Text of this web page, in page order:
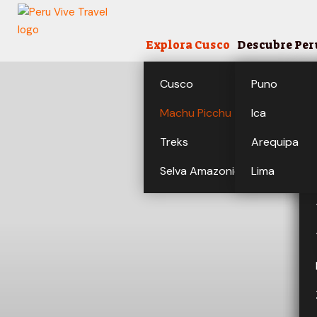
Explora Cusco
Cusco
Machu Picchu
Treks
Selva Amazonica
Descubre
Puno
Ica
Arequipa
Lima